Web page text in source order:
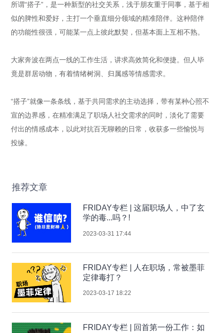
所谓“搭子”，是一种新型的社交关系，浅于朋友重于同事，基于相
似的脾性和爱好，主打一个垂直细分领域的精准陪伴。这种陪伴
的功能性很强，可能某一点上彼此默契，但基本面上互相不熟。
大家奔波在两点一线的工作生活，讲求高效简化和便捷。但人毕
竟是群居动物，有着情绪树洞、归属感等情感需求。
“搭子”就像一条条线，基于共同需求的主动选择，带有某种心照不
宣的边界感，在精准满足了职场人社交需求的同时，淡化了需要
付出的情感成本，以此对抗百无聊赖的日常，收获多一些愉悦与
投缘。
推荐文章
FRIDAY专栏 | 这届职场人，中了玄
学的毒...吗？!
2023-03-31 17:44
FRIDAY专栏 | 人在职场，常被墨菲
定律毒打？
2023-03-17 18:22
FRIDAY专栏 | 回首第一份工作：如